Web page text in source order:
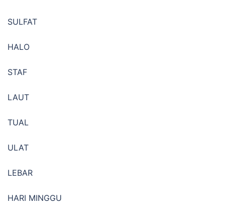
SULFAT
HALO
STAF
LAUT
TUAL
ULAT
LEBAR
HARI MINGGU